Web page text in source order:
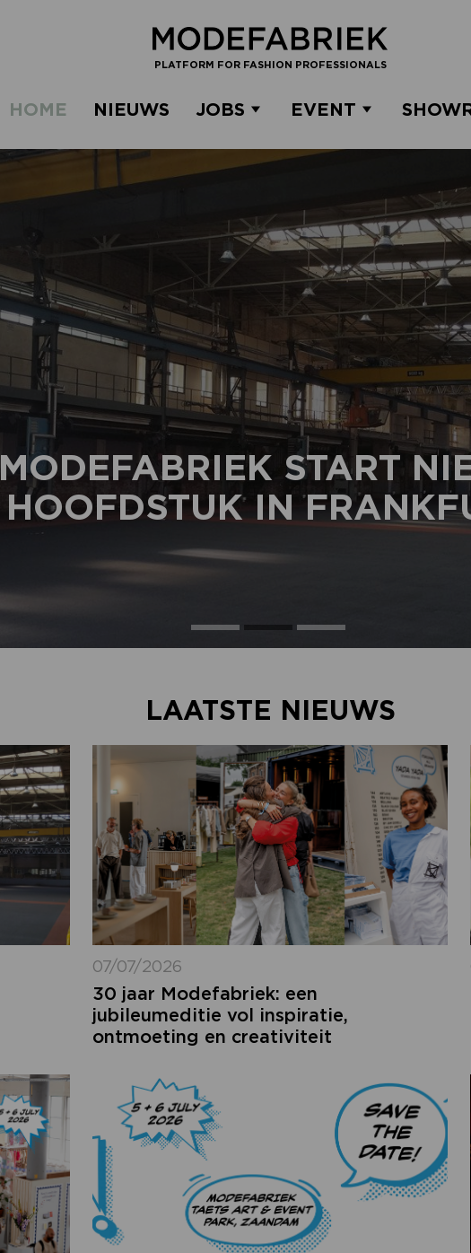
PLATFORM FOR FASHION PROFESSIONALS
HOME NIEUWS JOBS EVENT
MODEFABRIEK START
HOOFDSTUK IN
LAATSTE NIEUWS
07/07/2026
30 jaar Modefabriek: een
jubileumeditie vol inspiratie,
ontmoeting en creativiteit